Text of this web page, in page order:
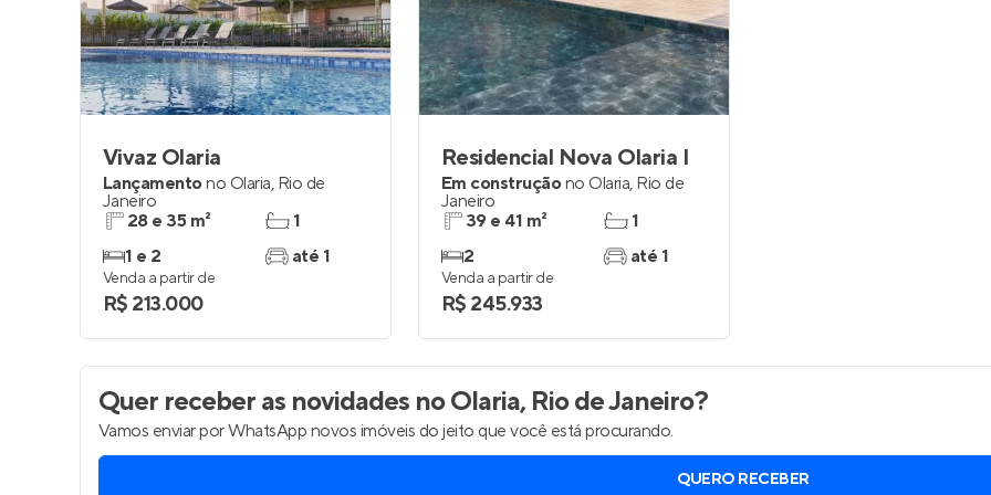
Entrar no Painel de ClientesEntrar no Painel de Clientes
Entrar no Apto
Vivaz Olaria
Lançamentono Olaria, Rio de
Janeiro
28 e 35 m²
1 e 2
1
até 1
Venda a partir de
R$ 213.000
Residencial Nova Olaria I
Em construçãono Olaria, Rio de
Janeiro
39 e 41 m²
2
1
até 1
Venda a partir de
R$ 245.933
Quer receber as novidades no Olaria, Rio de Janeiro?
Vamos enviar por WhatsApp novos imóveis do jeito que você está procurando.
QUERO RECEBER